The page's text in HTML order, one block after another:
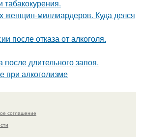
женщин-миллиардеров. Куда делся
после отказа от алкоголя.
длительного запоя.
при алкоголизме
соглашение